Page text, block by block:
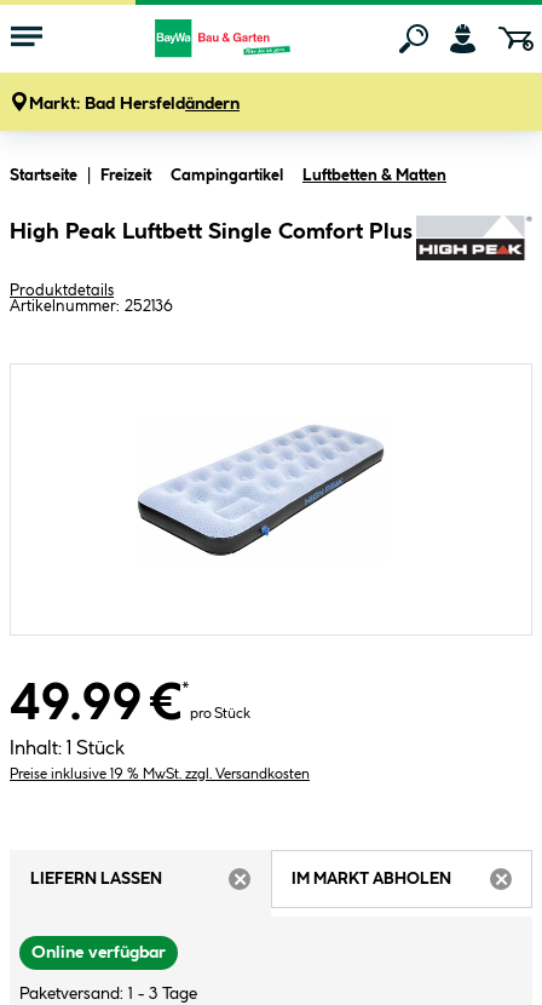
Markt: Bad Hersfeldändern
Startseite Freizeit Campingartikel Luftbetten & Matten
High Peak Luftbett Single Comfort Plus
Produktdetails
Artikelnummer: 252136
49.99 €*
pro Stück
Inhalt: 1 Stück
Preise inklusive 19 % MwSt. zzgl. Versandkosten
LIEFERN LASSEN
IM MARKT ABHOLEN
Online verfügbar
Paketversand: 1 - 3 Tage